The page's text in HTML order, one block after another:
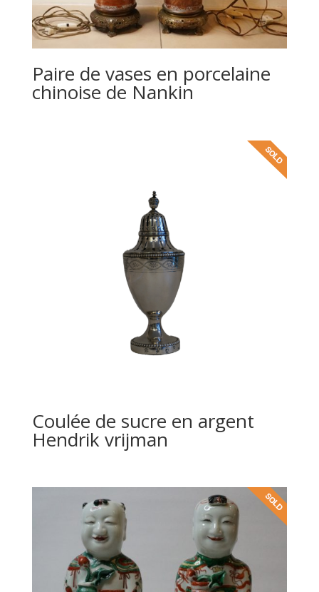
Paire de vases en porcelaine
chinoise de Nankin
Coulée de sucre en argent
Hendrik vrijman